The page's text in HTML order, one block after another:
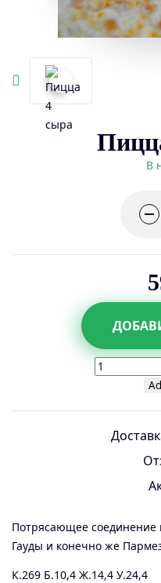
В
Пицца
Потрясающее
Гауды и конечно же
К.269 Б.10,4 Ж.14,4 У.24,4